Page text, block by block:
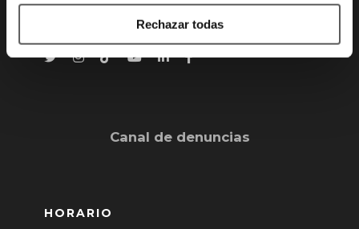
Rechazar todas
Canal de denuncias
HORARIO